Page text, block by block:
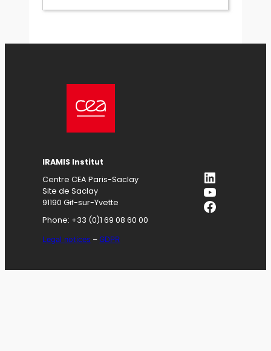
IRAMIS Institut
Centre CEA Paris-Saclay
Site de Saclay
91190 Gif-sur-Yvette
Phone: +33 (0)1 69 08 60 00
Legal notices –GDPR
LinkedIn
YouTube
Facebook